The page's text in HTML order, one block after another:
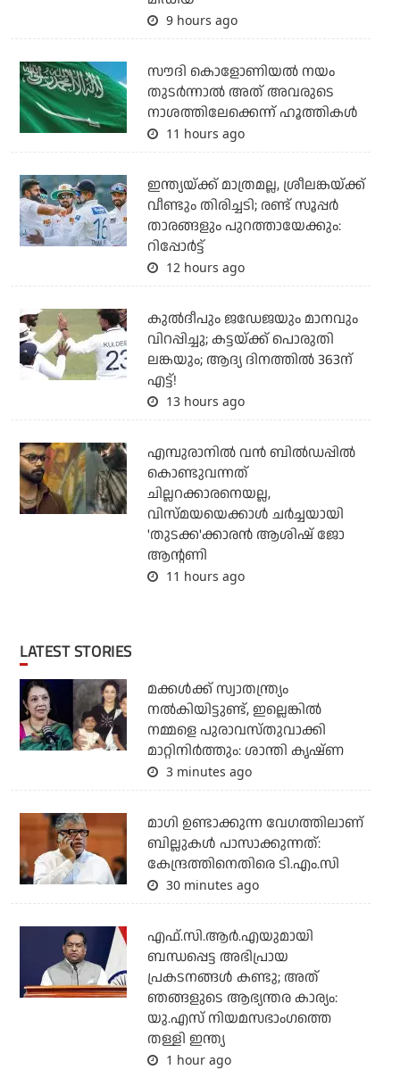
9 hours ago
സൗദി കൊളോണിയല്‍ നയം
തുടര്‍ന്നാല്‍ അത് അവരുടെ
നാശത്തിലേക്കെന്ന് ഹൂത്തികള്‍
11 hours ago
ഇന്ത്യയ്ക്ക് മാത്രമല്ല, ശ്രീലങ്കയ്ക്ക്
വീണ്ടും തിരിച്ചടി; രണ്ട് സൂപ്പര്‍
താരങ്ങളും പുറത്തായേക്കും:
റിപ്പോര്‍ട്ട്
12 hours ago
കുല്‍ദീപും ജഡേജയും മാനവും
വിറപ്പിച്ചു; കട്ടയ്ക്ക് പൊരുതി
ലങ്കയും; ആദ്യ ദിനത്തില്‍ 363ന്
എട്ട്!
13 hours ago
എമ്പുരാനില്‍ വന്‍ ബില്‍ഡപ്പില്‍
കൊണ്ടുവന്നത്
ചില്ലറക്കാരനെയല്ല,
വിസ്മയയെക്കാള്‍ ചര്‍ച്ചയായി
'തുടക്ക'ക്കാരന്‍ ആശിഷ് ജോ
ആന്റണി
11 hours ago
LATEST STORIES
മക്കൾക്ക് സ്വാതന്ത്ര്യം
നൽകിയിട്ടുണ്ട്, ഇല്ലെങ്കിൽ
നമ്മളെ പുരാവസ്തുവാക്കി
മാറ്റിനിർത്തും: ശാന്തി കൃഷ്ണ
3 minutes ago
മാഗി ഉണ്ടാക്കുന്ന വേഗത്തിലാണ്
ബില്ലുകള്‍ പാസാക്കുന്നത്:
കേന്ദ്രത്തിനെതിരെ ടി.എം.സി
30 minutes ago
എഫ്.സി.ആര്‍.എയുമായി
ബന്ധപ്പെട്ട അഭിപ്രായ
പ്രകടനങ്ങള്‍ കണ്ടു; അത്
ഞങ്ങളുടെ ആഭ്യന്തര കാര്യം:
യു.എസ് നിയമസഭാംഗത്തെ
തള്ളി ഇന്ത്യ
1 hour ago